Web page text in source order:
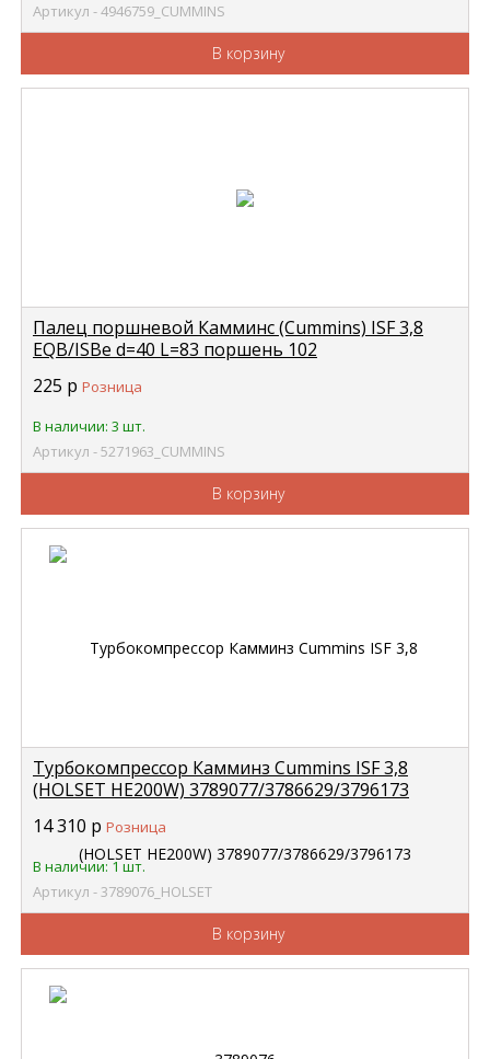
Артикул - 4946759_CUMMINS
В корзину
Палец поршневой Камминс (Cummins) ISF 3,8
EQB/ISBe d=40 L=83 поршень 102
225 р Розница
В наличии: 3 шт.
Артикул - 5271963_CUMMINS
В корзину
Турбокомпрессор Камминз Cummins ISF 3,8
(HOLSET HE200W) 3789077/3786629/3796173
14 310 р Розница
В наличии: 1 шт.
Артикул - 3789076_HOLSET
В корзину